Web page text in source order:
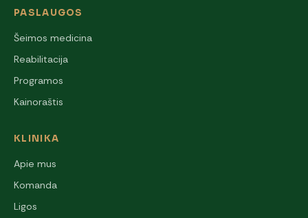
PASLAUGOS
Šeimos medicina
Reabilitacija
Programos
Kainoraštis
KLINIKA
Apie mus
Komanda
Ligos